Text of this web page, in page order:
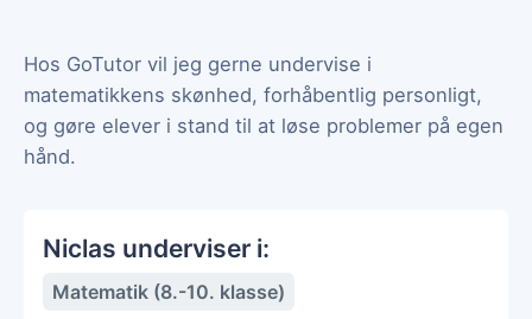
Hos GoTutor vil jeg gerne undervise i
matematikkens skønhed, forhåbentlig personligt,
og gøre elever i stand til at løse problemer på egen
hånd.
Niclas underviser i:
Matematik (8.-10. klasse)